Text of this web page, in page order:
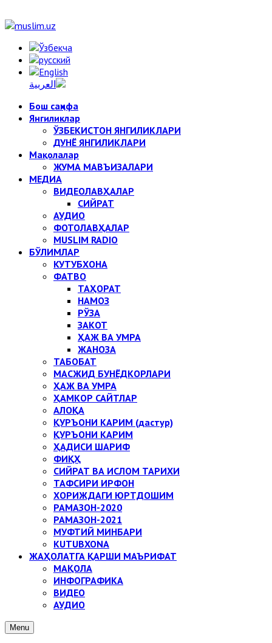
Бош саҳифа
Янгиликлар
ЎЗБЕКИСТОН ЯНГИЛИКЛАРИ
ДУНЁ ЯНГИЛИКЛАРИ
Мақолалар
ЖУМА МАВЪИЗАЛАРИ
МЕДИА
ВИДЕОЛАВҲАЛАР
СИЙРАТ
АУДИО
ФОТОЛАВҲАЛАР
MUSLIM RADIO
БЎЛИМЛАР
КУТУБХОНА
ФАТВО
ТАҲОРАТ
НАМОЗ
РЎЗА
ЗАКОТ
ҲАЖ ВА УМРА
ЖАНОЗА
ТАБОБАТ
МАСЖИД БУНЁДКОРЛАРИ
ҲАЖ ВА УМРА
ҲАМКОР САЙТЛАР
АЛОҚА
ҚУРЪОНИ КАРИМ (дастур)
ҚУРЪОНИ КАРИМ
ҲАДИСИ ШАРИФ
ФИҚҲ
СИЙРАТ ВА ИСЛОМ ТАРИХИ
ТАФСИРИ ИРФОН
ХОРИЖДАГИ ЮРТДОШИМ
РАМАЗОН-2020
РАМАЗОН-2021
МУФТИЙ МИНБАРИ
KUTUBXONA
ЖАҲОЛАТГА ҚАРШИ МАЪРИФАТ
МАҚОЛА
ИНФОГРАФИКА
ВИДЕО
АУДИО
Menu